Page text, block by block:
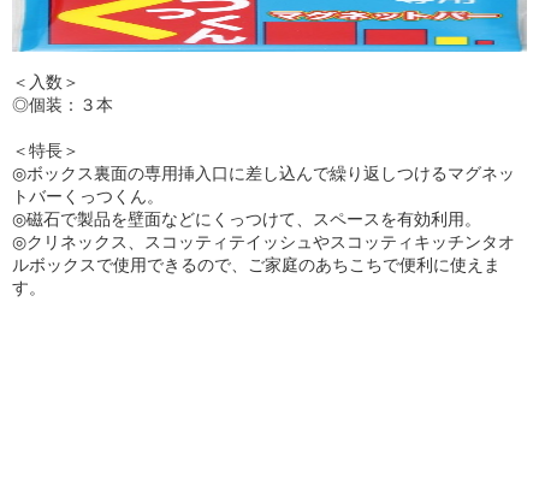
＜入数＞
◎個装：３本
＜特長＞
◎ボックス裏面の専用挿入口に差し込んで繰り返しつけるマグネッ
トバーくっつくん。
◎磁石で製品を壁面などにくっつけて、スペースを有効利用。
◎クリネックス、スコッティテイッシュやスコッティキッチンタオ
ルボックスで使用できるので、ご家庭のあちこちで便利に使えま
す。